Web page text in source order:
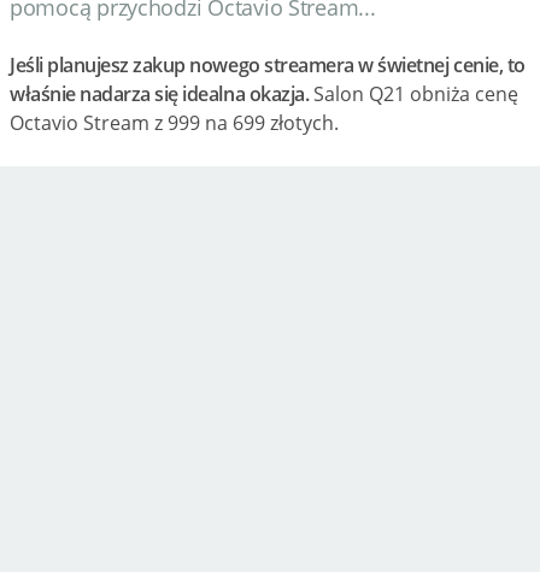
pomocą przychodzi Octavio Stream...
Jeśli planujesz zakup nowego streamera w świetnej cenie, to
właśnie nadarza się idealna okazja.Salon Q21 obniża cenę
Octavio Stream z 999 na 699 złotych.